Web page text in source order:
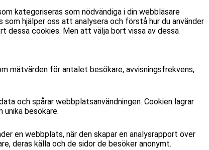
kategoriseras som nödvändiga i din webbläsare
hjälper oss att analysera och förstå hur du använder
dessa cookies. Men att välja bort vissa av dessa
mätvärden för antalet besökare, avvisningsfrekvens,
och spårar webbplatsanvändningen. Cookien lagrar
besökare.
en webbplats, när den skapar en analysrapport över
deras källa och de sidor de besöker anonymt.